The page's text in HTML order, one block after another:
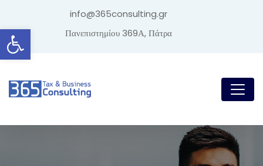
Ανοίξτε τη γραμμή εργαλείων
info@365consulting.gr
Πανεπιστημίου 369Α, Πάτρα